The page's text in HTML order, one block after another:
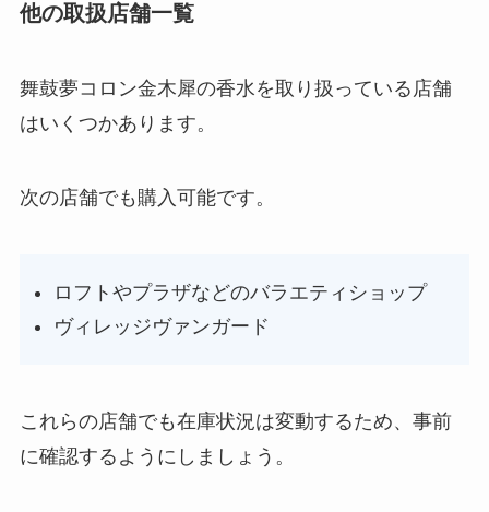
他の取扱店舗一覧
舞鼓夢コロン金木犀の香水を取り扱っている店舗
はいくつかあります。
次の店舗でも購入可能です。
ロフトやプラザなどのバラエティショップ
ヴィレッジヴァンガード
これらの店舗でも在庫状況は変動するため、事前
に確認するようにしましょう。